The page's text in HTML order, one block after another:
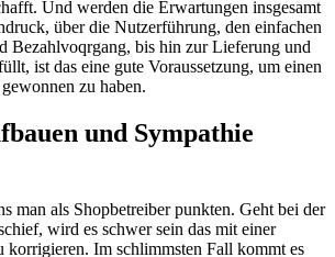
Und werden die Erwartungen insgesamt
über die Nutzerführung, den einfachen
Bezahlvoqrgang, bis hin zur Lieferung und
ist das eine gute Voraussetzung, um einen
zu haben.
und Sympathie
man als Shopbetreiber punkten. Geht bei der
wird es schwer sein das mit einer
korrigieren. Im schlimmsten Fall kommt es